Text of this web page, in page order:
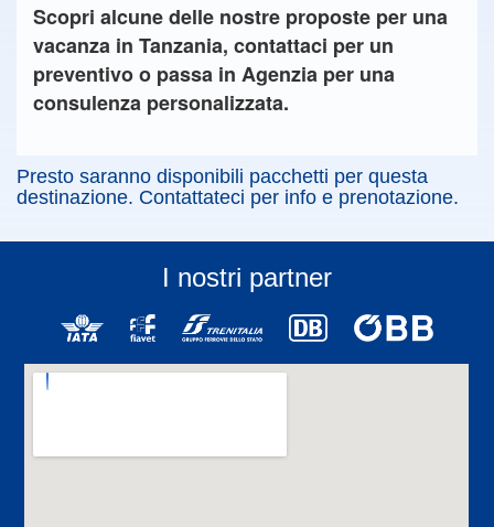
Scopri alcune delle nostre proposte per una
vacanza in Tanzania, contattaci per un
preventivo o passa in Agenzia per una
consulenza personalizzata.
Presto saranno disponibili pacchetti per questa
destinazione. Contattateci per info e prenotazione.
I nostri partner